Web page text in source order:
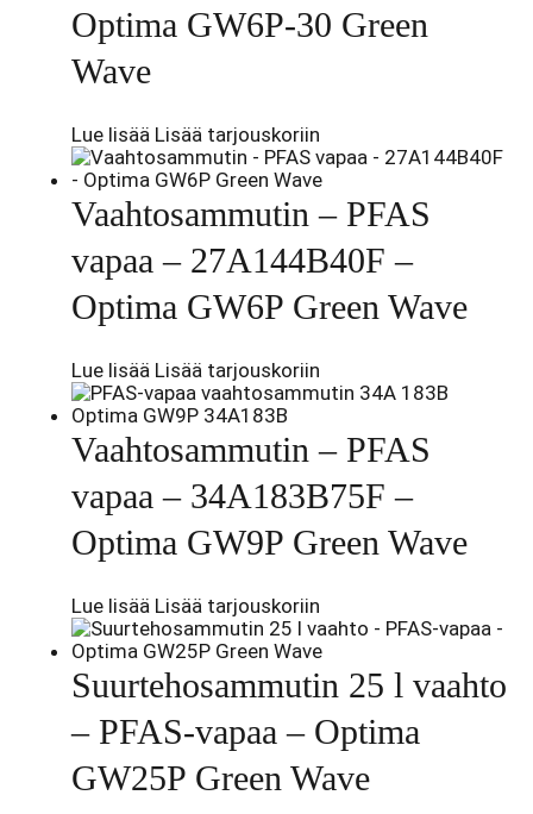
Optima GW6P-30 Green
Wave
Lue lisää Lisää tarjouskoriin
Vaahtosammutin – PFAS
vapaa – 27A144B40F –
Optima GW6P Green Wave
Lue lisää Lisää tarjouskoriin
Vaahtosammutin – PFAS
vapaa – 34A183B75F –
Optima GW9P Green Wave
Lue lisää Lisää tarjouskoriin
Suurtehosammutin 25 l vaahto
– PFAS-vapaa – Optima
GW25P Green Wave